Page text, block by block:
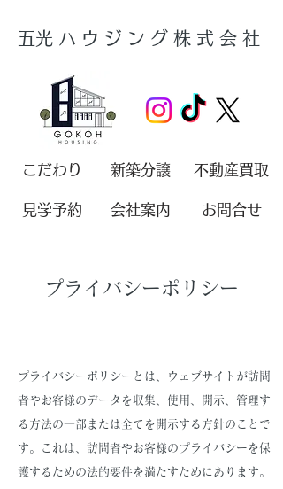
​五光ハウジング株式会社
こだわり 新築分譲 不動産買取
見学予約 会社案内 お問合せ
プライバシーポリシー
プライバシーポリシーとは、ウェブサイトが訪問
者やお客様のデータを収集、使用、開示、管理す
る方法の一部または全てを開示する方針のことで
す。これは、訪問者やお客様のプライバシーを保
護するための法的要件を満たすためにあります。